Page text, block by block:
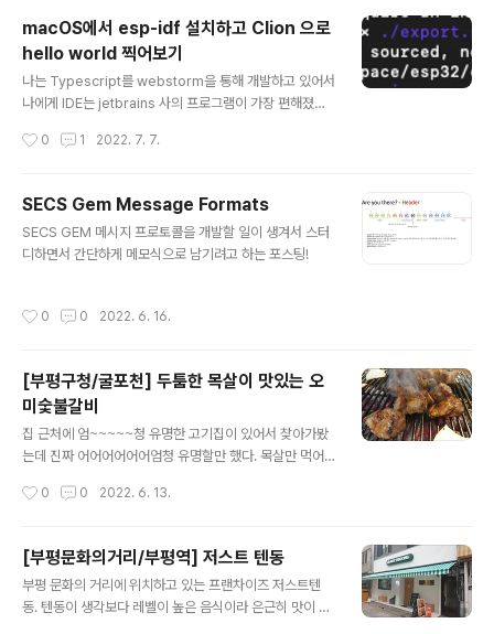
macOS에서 esp-idf 설치하고 Clion 으로
hello world 찍어보기
나는 Typescript를 webstorm을 통해 개발하고 있어서
나에게 IDE는 jetbrains 사의 프로그램이 가장 편해졌다.
이 좋을 것 같아서 선택했는데 호환성이 생각보다 많이 나
fish 3.5.0 Homebrew 설치 shell에서 아래의 커맨드
를 치면 알아서 설치 됨! /bin/bash -c "$(curl -fsSL htt
ps://raw.githubusercontent.com/Homebrew/inst
0 1 2022. 7. 7.
SECS Gem Message Formats
SECS GEM 메시지 프로토콜을 개발할 일이 생겨서 스터
디하면서 간단하게 메모식으로 남기려고 하는 포스팅!
0 0 2022. 6. 16.
[부평구청/굴포천] 두툼한 목살이 맛있는 오
미숯불갈비
집 근처에 엄~~~~~청 유명한 고기집이 있어서 찾아가봤
는데 진짜 어어어어어어엄청 유명할만 했다. 목살만 먹어
지 화력도 좋고 향도 좋고 잘 꺼지지도 않았다.
0 0 2022. 6. 13.
[부평문화의거리/부평역] 저스트 텐동
부평 문화의 거리에 위치하고 있는 프랜차이즈 저스트텐
동. 텐동이 생각보다 레벨이 높은 음식이라 은근히 맛이 떨